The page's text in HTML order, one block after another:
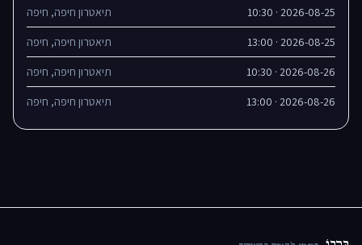
2026-08-25 · 10:30 תיאטרון חיפה, חיפה
2026-08-25 · 13:00 תיאטרון חיפה, חיפה
2026-08-26 · 10:30 תיאטרון חיפה, חיפה
2026-08-26 · 13:00 תיאטרון חיפה, חיפה